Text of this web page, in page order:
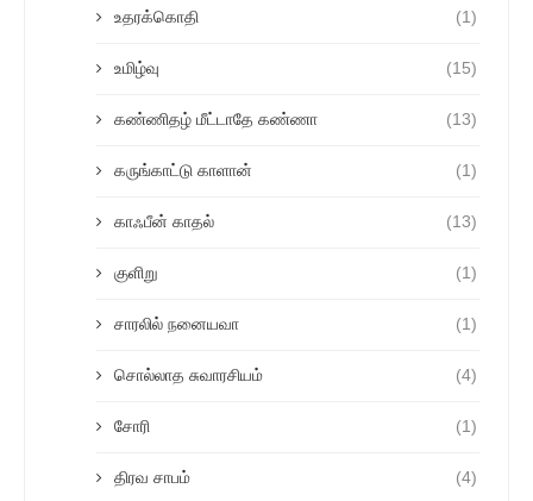
உதரக்கொதி (1)
உமிழ்வு (15)
கண்ணிதழ் மீட்டாதே கண்ணா (13)
கருங்காட்டு காளான் (1)
காஃபீன் காதல் (13)
குளிறு (1)
சாரலில் நனையவா (1)
சொல்லாத சுவாரசியம் (4)
சோரி (1)
திரவ சாபம் (4)